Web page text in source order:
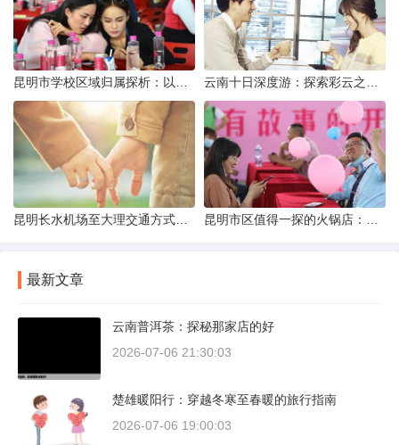
最新文章
云南普洱茶：探秘那家店的好
2026-07-06 21:30:03
楚雄暖阳行：穿越冬寒至春暖的旅行指南
2026-07-06 19:00:03